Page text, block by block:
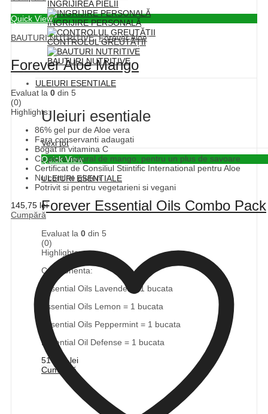
INGRIJIREA PIELII
INGRIJIRE PERSONALĂ
CONTROLUL GREUTĂȚII
BAUTURI NUTRITIVE
ULEIURI ESENTIALE
Uleiuri esentiale
Vexi tot
Quick View
ULEIURI ESENTIALE
Forever Essential Oils Combo Pack
Evaluat la 0 din 5
(0)
Highlights:
Componenta:
Essential Oils Lavender = 1 bucata
Essential Oils Lemon = 1 bucata
Essential Oils Peppermint = 1 bucata
Essential Oil Defense = 1 bucata
516,71lei
Cumpără
Quick View
BAUTURI NUTRITIVE,Forever Aloe
Forever Aloe Mango
Evaluat la 0 din 5
(0)
Highlights:
86% gel pur de Aloe vera
Fara conservanti adaugati
Bogat in vitamina C
Cu piure natural de mango, pentru un plus de savoare
Certificat de Consiliul Stiintific International pentru Aloe
Nu contine gluten
Potrivit si pentru vegetarieni si vegani
145,75 lei
Cumpără